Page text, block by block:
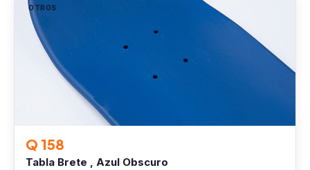
OTROS
Q 158
Tabla Brete , Azul Obscuro